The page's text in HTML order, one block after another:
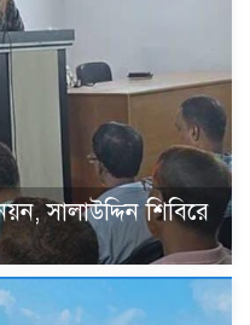
সালাউদ্দিন শিবিরে